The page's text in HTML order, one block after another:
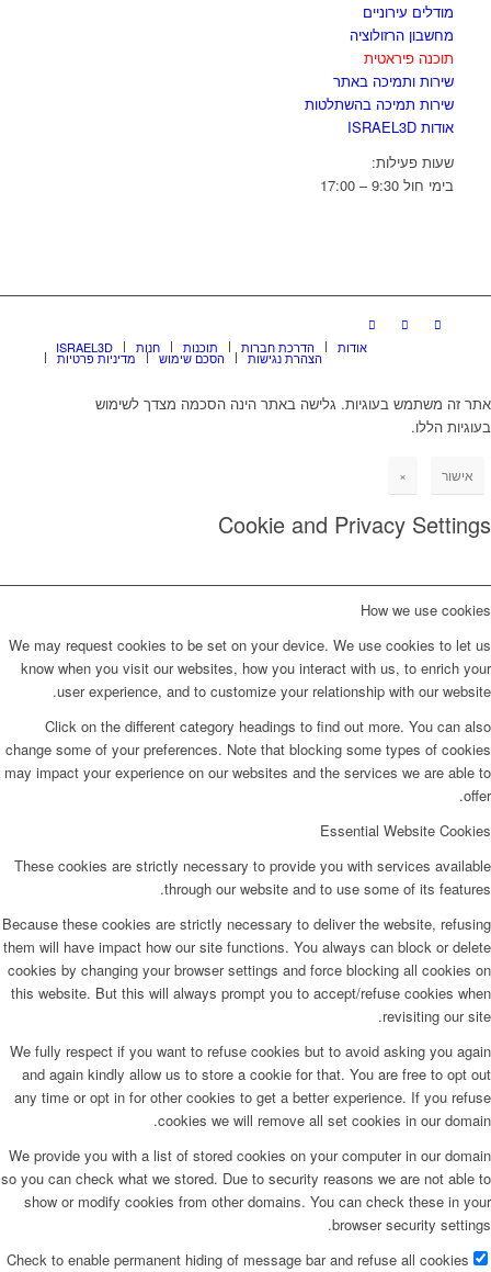
מודלים עירוניים
מחשבון הרזולוציה
תוכנה פיראטית
שירות ותמיכה באתר
שירות תמיכה בהשתלטות
אודות ISRAEL3D
שעות פעילות:
בימי חול 9:30 – 17:00
ISRAEL3D חנות תוכנות הדרכת חברות אודות
מדיניות פרטיות הסכם שימוש הצהרת נגישות
אתר זה משתמש בעוגיות. גלישה באתר הינה הסכמה מצדך לשימוש
בעוגיות הללו.
אישור ×
Cookie and Privacy Settings
How we use cookies
We may request cookies to be set on your device. We use cookies to let us
know when you visit our websites, how you interact with us, to enrich your
user experience, and to customize your relationship with our website.
Click on the different category headings to find out more. You can also
change some of your preferences. Note that blocking some types of cookies
may impact your experience on our websites and the services we are able to
offer.
Essential Website Cookies
These cookies are strictly necessary to provide you with services available
through our website and to use some of its features.
Because these cookies are strictly necessary to deliver the website, refusing
them will have impact how our site functions. You always can block or delete
cookies by changing your browser settings and force blocking all cookies on
this website. But this will always prompt you to accept/refuse cookies when
revisiting our site.
We fully respect if you want to refuse cookies but to avoid asking you again
and again kindly allow us to store a cookie for that. You are free to opt out
any time or opt in for other cookies to get a better experience. If you refuse
cookies we will remove all set cookies in our domain.
We provide you with a list of stored cookies on your computer in our domain
so you can check what we stored. Due to security reasons we are not able to
show or modify cookies from other domains. You can check these in your
browser security settings.
Check to enable permanent hiding of message bar and refuse all cookies